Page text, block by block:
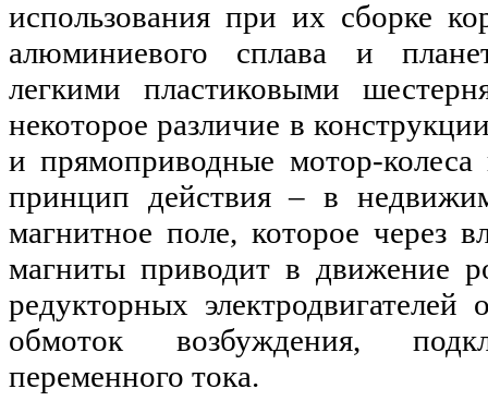
использования при их сборке
алюминиевого сплава и
легкими пластиковыми
некоторое различие в
и прямоприводные мотор-
принцип действия – в
магнитное поле, которое через
магниты приводит в движение
редукторных
обмоток возбуждения,
переменного тока.